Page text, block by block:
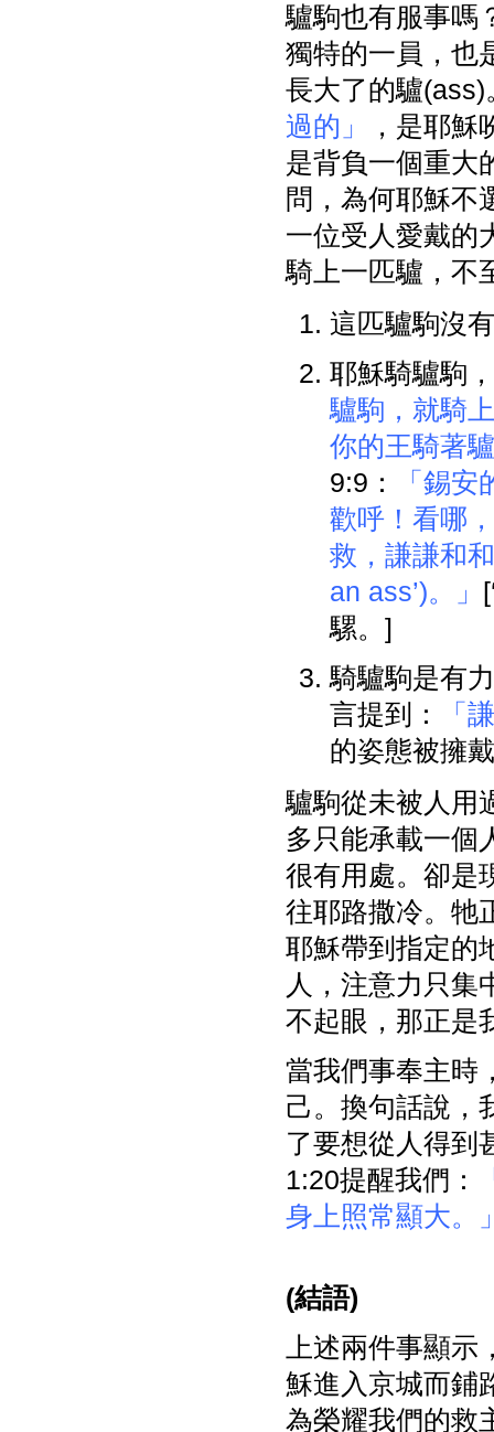
驢駒也有服事嗎
獨特的一員，也
長大了的驢
過的」
，是耶
是背負一個重大
問，為何耶穌不
一位受人愛戴的
騎上一匹驢，不
這匹驢駒沒
耶穌騎驢駒
驢駒，就騎
你的王騎著
9:9：
「錫
歡呼！看哪
救，謙謙和
an ass’)。」
騾。]
騎驢駒是有
言提到：
「
的姿態被擁
驢駒從未被人用
多只能承載一個
很有用處。卻是
往耶路撒冷。牠
耶穌帶到指定的
人，注意力只集
不起眼，那正是
當我們事奉主時
己。換句話說，
了要想從人得到
1:20提醒我們：
身上照常顯大。
(結語)
上述兩件事顯
穌進入京城而鋪
為榮耀我們的救